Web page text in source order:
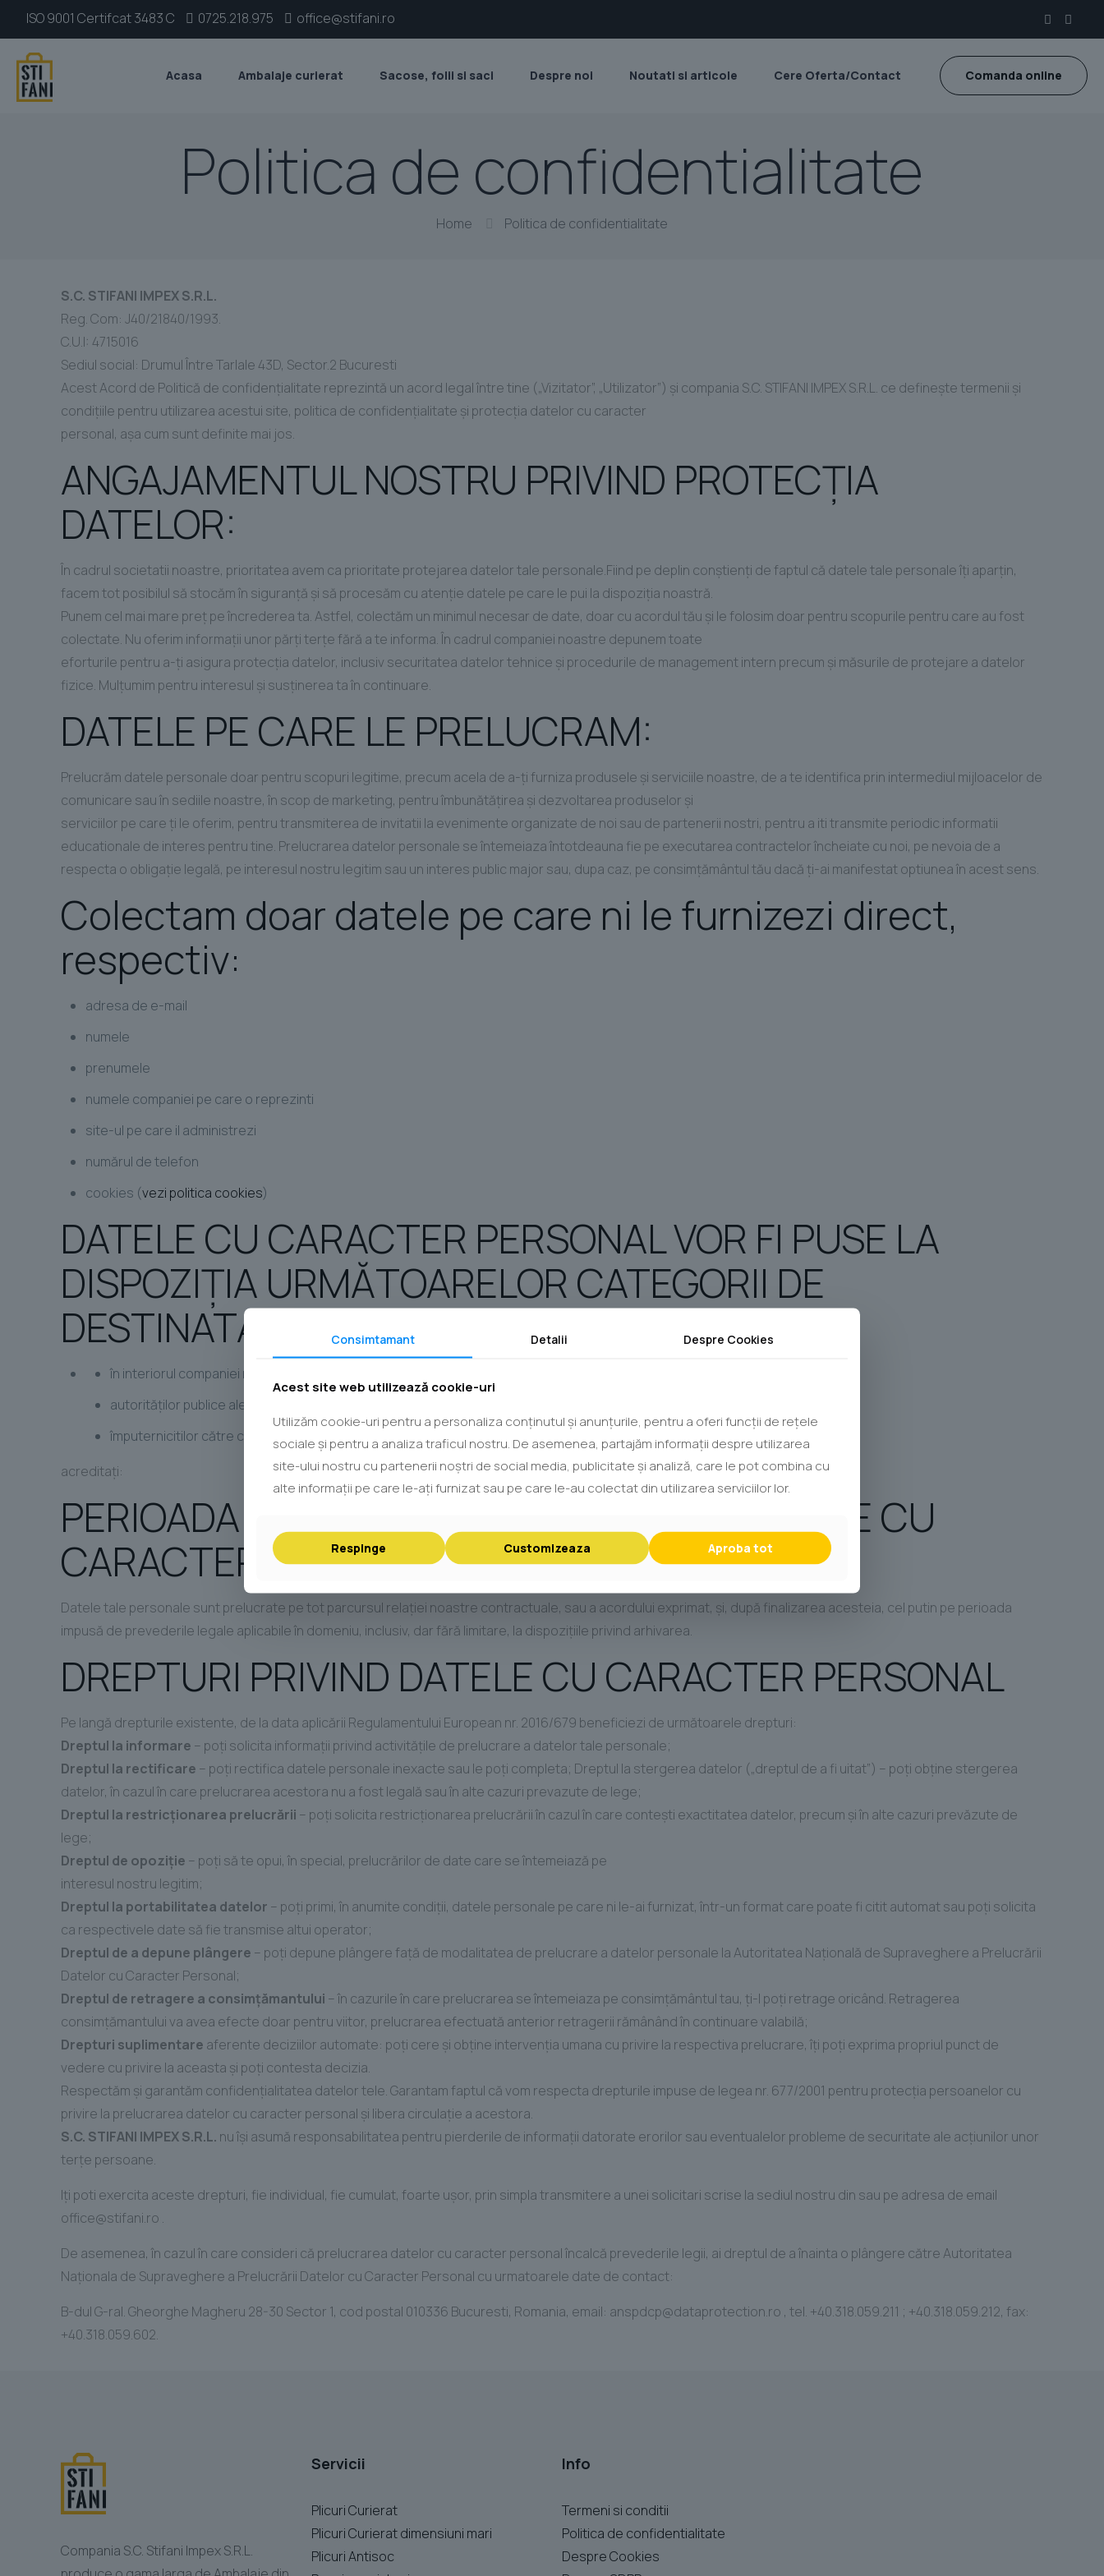
ISO 9001 Certifcat 3483 C 0725.218.975 office@stifani.ro
Acasa Ambalaje curierat Sacose, folii si saci Despre noi Noutati si articole Cere Oferta/Contact Comanda online
Politica de confidentialitate
Home Politica de confidentialitate
S.C. STIFANI IMPEX S.R.L.
Reg. Com: J40/21840/1993.
C.U.I: 4715016
Sediul social: Drumul Între Tarlale 43D, Sector.2 Bucuresti
Acest Acord de Politică de confidențialitate reprezintă un acord legal între tine („Vizitator”, „Utilizator”) și compania S.C. STIFANI IMPEX S.R.L. ce definește termenii și
condițiile pentru utilizarea acestui site, politica de confidențialitate și protecția datelor cu caracter
personal, așa cum sunt definite mai jos.
ANGAJAMENTUL NOSTRU PRIVIND PROTECŢIA
DATELOR:
În cadrul societatii noastre, prioritatea avem ca prioritate protejarea datelor tale personale.Fiind pe deplin conștienți de faptul că datele tale personale îți aparțin,
facem tot posibilul să stocăm în siguranță și să procesăm cu atenție datele pe care le pui la dispoziţia noastră.
Punem cel mai mare preț pe încrederea ta. Astfel, colectăm un minimul necesar de date, doar cu acordul tău și le folosim doar pentru scopurile pentru care au fost
colectate. Nu oferim informații unor părți terțe fără a te informa. În cadrul companiei noastre depunem toate
eforturile pentru a-ți asigura protecția datelor, inclusiv securitatea datelor tehnice și procedurile de management intern precum și măsurile de protejare a datelor
fizice. Mulțumim pentru interesul și susținerea ta în continuare.
DATELE PE CARE LE PRELUCRAM:
Prelucrăm datele personale doar pentru scopuri legitime, precum acela de a-ţi furniza produsele şi serviciile noastre, de a te identifica prin intermediul mijloacelor de
comunicare sau în sediile noastre, în scop de marketing, pentru îmbunătăţirea şi dezvoltarea produselor şi
serviciilor pe care ţi le oferim, pentru transmiterea de invitatii la evenimente organizate de noi sau de partenerii nostri, pentru a iti transmite periodic informatii
educationale de interes pentru tine. Prelucrarea datelor personale se întemeiaza întotdeauna fie pe executarea contractelor încheiate cu noi, pe nevoia de a
respecta o obligaţie legală, pe interesul nostru legitim sau un interes public major sau, dupa caz, pe consimţământul tău dacă ţi-ai manifestat optiunea în acest sens.
Colectam doar datele pe care ni le furnizezi direct,
respectiv:
adresa de e-mail
numele
prenumele
numele companiei pe care o reprezinti
site-ul pe care il administrezi
numărul de telefon
cookies (vezi politica cookies)
DATELE CU CARACTER PERSONAL VOR FI PUSE LA
DISPOZIȚIA URMĂTOARELOR CATEGORII DE
DESTINATARI:
în interiorul companiei noastre
autorităților publice ale statului, conform legislaţiei naţionale şi internaţionale.
împuternicitilor către care am externalizat furnizarea anumitor servicii şi partenerilor
acreditaţi:
PERIOADA ÎN CARE SE VOR PRELUCRA DATELE CU
CARACTER PERSONAL:
Datele tale personale sunt prelucrate pe tot parcursul relaţiei noastre contractuale, sau a acordului exprimat, şi, după finalizarea acesteia, cel putin pe perioada
impusă de prevederile legale aplicabile în domeniu, inclusiv, dar fără limitare, la dispoziţiile privind arhivarea.
DREPTURI PRIVIND DATELE CU CARACTER PERSONAL
Pe langă drepturile existente, de la data aplicării Regulamentului European nr. 2016/679 beneficiezi de următoarele drepturi:
Dreptul la informare – poţi solicita informaţii privind activităţile de prelucrare a datelor tale personale;
Dreptul la rectificare – poţi rectifica datele personale inexacte sau le poţi completa; Dreptul la stergerea datelor („dreptul de a fi uitat”) – poţi obţine stergerea
datelor, în cazul în care prelucrarea acestora nu a fost legală sau în alte cazuri prevazute de lege;
Dreptul la restricţionarea prelucrării – poţi solicita restricţionarea prelucrării în cazul în care conteşti exactitatea datelor, precum şi în alte cazuri prevăzute de
lege;
Dreptul de opoziţie – poţi să te opui, în special, prelucrărilor de date care se întemeiază pe
interesul nostru legitim;
Dreptul la portabilitatea datelor – poţi primi, în anumite condiţii, datele personale pe care ni le-ai furnizat, într-un format care poate fi citit automat sau poţi solicita
ca respectivele date să fie transmise altui operator;
Dreptul de a depune plângere – poţi depune plângere faţă de modalitatea de prelucrare a datelor personale la Autoritatea Naţională de Supraveghere a Prelucrării
Datelor cu Caracter Personal;
Dreptul de retragere a consimţămantului – în cazurile în care prelucrarea se întemeiaza pe consimţământul tau, ţi-l poţi retrage oricând. Retragerea
consimţămantului va avea efecte doar pentru viitor, prelucrarea efectuată anterior retragerii rămânând în continuare valabilă;
Drepturi suplimentare aferente deciziilor automate: poţi cere şi obţine intervenţia umana cu privire la respectiva prelucrare, îţi poţi exprima propriul punct de
vedere cu privire la aceasta şi poţi contesta decizia.
Respectăm și garantăm confidențialitatea datelor tele. Garantam faptul că vom respecta drepturile impuse de legea nr. 677/2001 pentru protecția persoanelor cu
privire la prelucrarea datelor cu caracter personal și libera circulație a acestora.
S.C. STIFANI IMPEX S.R.L. nu își asumă responsabilitatea pentru pierderile de informații datorate erorilor sau eventualelor probleme de securitate ale acțiunilor unor
terțe persoane.
Iţi poti exercita aceste drepturi, fie individual, fie cumulat, foarte uşor, prin simpla transmitere a unei solicitari scrise la sediul nostru din sau pe adresa de email
office@stifani.ro .
De asemenea, în cazul în care consideri că prelucrarea datelor cu caracter personal încalcă prevederile legii, ai dreptul de a înainta o plângere către Autoritatea
Naţionala de Supraveghere a Prelucrării Datelor cu Caracter Personal cu urmatoarele date de contact:
B-dul G-ral. Gheorghe Magheru 28-30 Sector 1, cod postal 010336 Bucuresti, Romania, email: anspdcp@dataprotection.ro , tel. +40.318.059.211 ; +40.318.059.212, fax:
+40.318.059.602.
Compania S.C. Stifani Impex S.R.L.
Servicii
Plicuri Curierat
Plicuri Curierat dimensiuni mari
Plicuri Antisoc
Info
Termeni si conditii
Politica de confidentialitate
Despre Cookies
Consimtamant Detalii Despre Cookies
Acest site web utilizează cookie-uri
Utilizăm cookie-uri pentru a personaliza conținutul și anunțurile, pentru a oferi funcții de rețele
sociale și pentru a analiza traficul nostru. De asemenea, partajăm informații despre utilizarea
site-ului nostru cu partenerii noștri de social media, publicitate și analiză, care le pot combina cu
alte informații pe care le-ați furnizat sau pe care le-au colectat din utilizarea serviciilor lor.
Respinge Customizeaza Aproba tot